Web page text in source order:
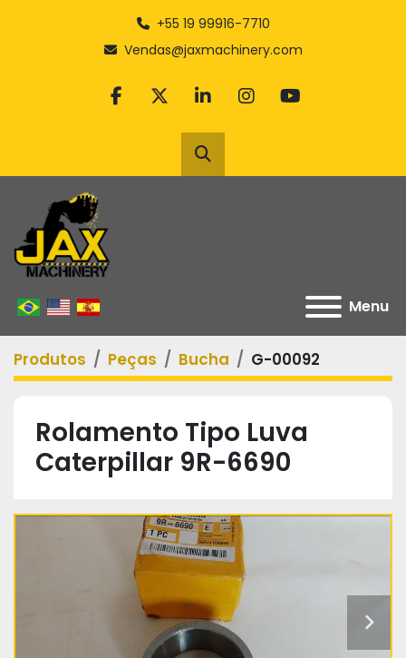
+55 19 99916-7710
Vendas@jaxmachinery.com
facebook
twitterlinkedininstagram
youtube
Pesquisar
Menu
Produtos Peças Bucha G-00092
Rolamento Tipo Luva
Caterpillar 9R-6690